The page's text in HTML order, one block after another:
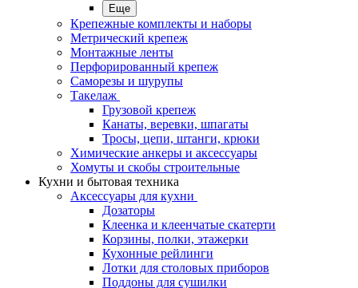
Еще
Крепежные комплекты и наборы
Метрический крепеж
Монтажные ленты
Перфорированный крепеж
Саморезы и шурупы
Такелаж
Грузовой крепеж
Канаты, веревки, шпагаты
Тросы, цепи, штанги, крюки
Химические анкеры и аксессуары
Хомуты и скобы строительные
Кухни и бытовая техника
Аксессуары для кухни
Дозаторы
Клеенка и клеенчатые скатерти
Корзины, полки, этажерки
Кухонные рейлинги
Лотки для столовых приборов
Поддоны для сушилки